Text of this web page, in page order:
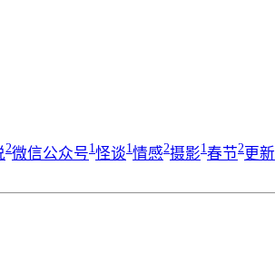
2微信公众号1怪谈1情感2摄影1春节2更新